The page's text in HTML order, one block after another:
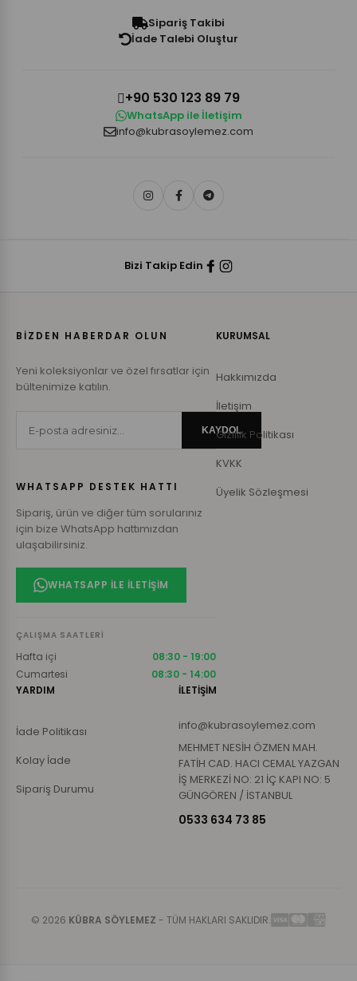
Sipariş Takibi
İade Talebi Oluştur
+90 530 123 89 79
WhatsApp ile İletişim
info@kubrasoylemez.com
Bizi Takip Edin
BİZDEN HABERDAR OLUN
Yeni koleksiyonlar ve özel fırsatlar için
bültenimize katılın.
KAYDOL
WHATSAPP DESTEK HATTI
Sipariş, ürün ve diğer tüm sorularınız
için bize WhatsApp hattımızdan
ulaşabilirsiniz.
WHATSAPP ILE İLETIŞIM
ÇALIŞMA SAATLERI
Hafta içi
08:30 - 19:00
Cumartesi
08:30 - 14:00
KURUMSAL
Hakkımızda
İletişim
Gizlilik Politikası
KVKK
Üyelik Sözleşmesi
YARDIM
İade Politikası
Kolay İade
Sipariş Durumu
İLETİŞİM
info@kubrasoylemez.com
MEHMET NESİH ÖZMEN MAH.
FATİH CAD. HACI CEMAL YAZGAN
İŞ MERKEZİ NO: 21 İÇ KAPI NO: 5
GÜNGÖREN / İSTANBUL
0533 634 73 85
© 2026 KÜBRA SÖYLEMEZ - TÜM HAKLARI SAKLIDIR.